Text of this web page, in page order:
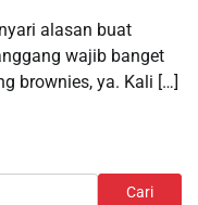
alasan buat
wajib banget
brownies, ya. Kali […]
Cari